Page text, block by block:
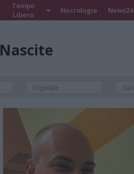
Tempo
Libero
Necrologie News24
Nascite